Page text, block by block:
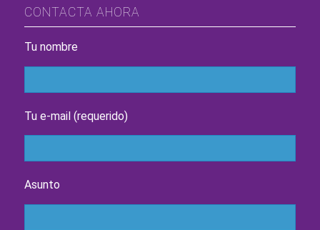
CONTACTA AHORA
Tu nombre
Tu e-mail (requerido)
Asunto